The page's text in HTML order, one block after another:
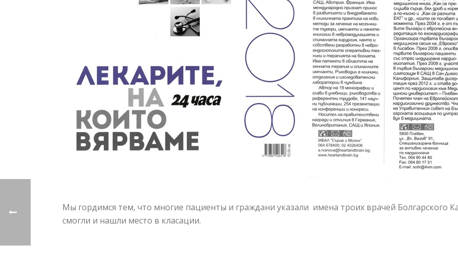
Мы гордимся тем, что многие пациенты и граждани указали имена троих врачей Болгарского
смогли и нашли место в класации.